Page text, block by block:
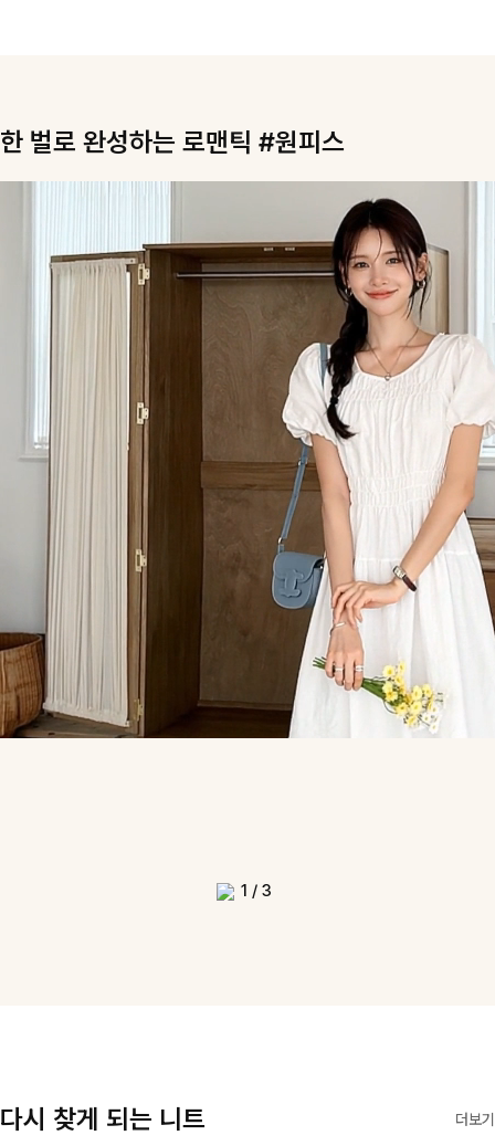
한 벌로 완성하는 로맨틱 #원피스
1 / 3
다시 찾게 되는 니트 더보기